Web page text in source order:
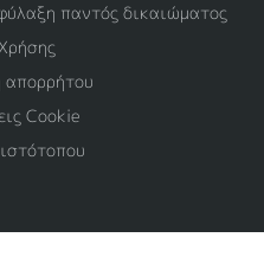
παντός δικαιώματος
απορρήτου
Cookie